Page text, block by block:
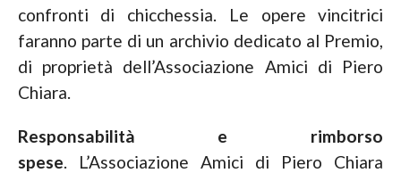
confronti di chicchessia. Le opere vincitrici
faranno parte di un archivio dedicato al Premio,
di proprietà dell’Associazione Amici di Piero
Chiara.
Responsabilità e rimborso
spese. L’Associazione Amici di Piero Chiara